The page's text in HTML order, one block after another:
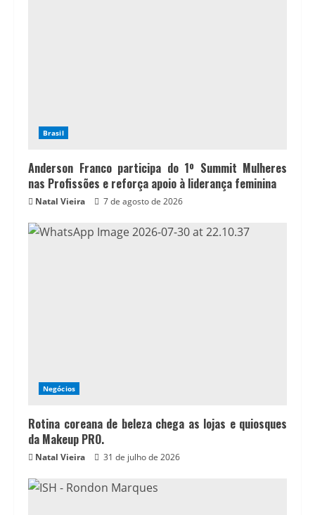
Brasil
Anderson Franco participa do 1º Summit Mulheres
nas Profissões e reforça apoio à liderança feminina
Natal Vieira 7 de agosto de 2026
Negócios
Rotina coreana de beleza chega as lojas e quiosques
da Makeup PRO.
Natal Vieira 31 de julho de 2026